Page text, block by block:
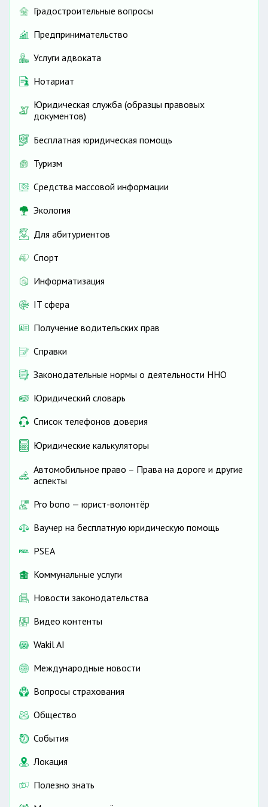
Градостроительные вопросы
Предпринимательство
Услуги адвоката
Нотариат
Юридическая служба (образцы правовых
документов)
Бесплатная юридическая помощь
Туризм
Средства массовой информации
Экология
Для абитуриентов
Спорт
Информатизация
IT сфера
Получение водительских прав
Справки
Законодательные нормы о деятельности ННО
Юридический словарь
Список телефонов доверия
Юридические калькуляторы
Автомобильное право – Права на дороге и другие
аспекты
Pro bono — юрист-волонтёр
Ваучер на бесплатную юридическую помощь
PSEA
Коммунальные услуги
Новости законодательства
Видео контенты
Wakil AI
Международные новости
Вопросы страхования
Общество
События
Локация
Полезно знать